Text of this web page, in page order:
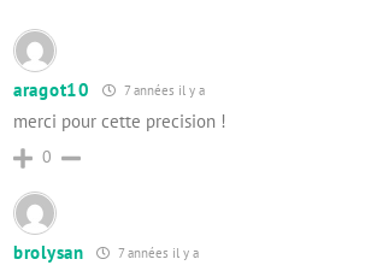
aragot10 7 années il y a
merci pour cette precision !
0
brolysan 7 années il y a